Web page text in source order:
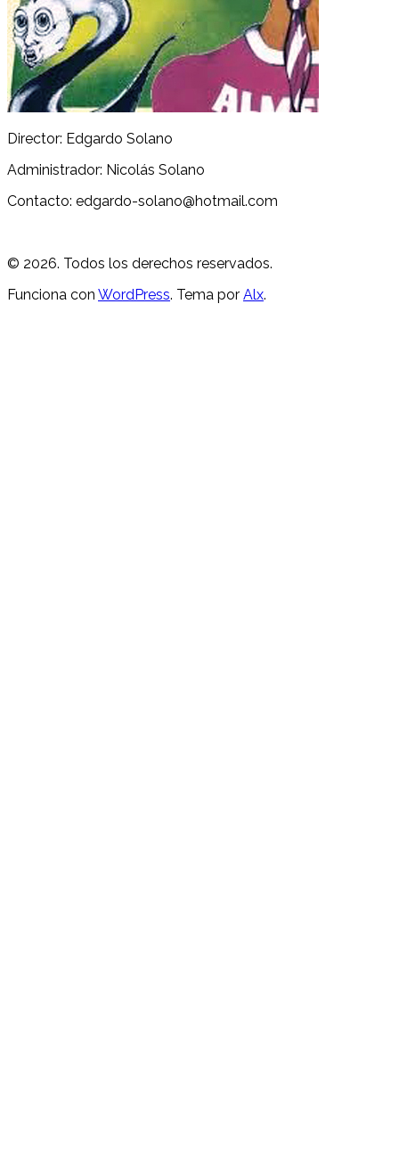
Director: Edgardo Solano
Administrador: Nicolás Solano
Contacto: edgardo-solano@hotmail.com
© 2026. Todos los derechos reservados.
Funciona con WordPress. Tema por Alx.